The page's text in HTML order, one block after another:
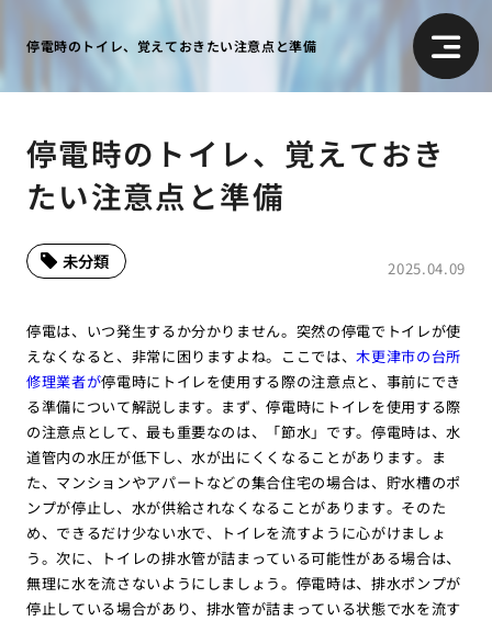
停電時のトイレ、覚えておきたい注意点と準備
停電時のトイレ、覚えておき
たい注意点と準備
2025.04.09
未分類
停電は、いつ発生するか分かりません。突然の停電でトイレが使
えなくなると、非常に困りますよね。ここでは、木更津市の台所
修理業者が停電時にトイレを使用する際の注意点と、事前にでき
る準備について解説します。まず、停電時にトイレを使用する際
の注意点として、最も重要なのは、「節水」です。停電時は、水
道管内の水圧が低下し、水が出にくくなることがあります。ま
た、マンションやアパートなどの集合住宅の場合は、貯水槽のポ
ンプが停止し、水が供給されなくなることがあります。そのた
め、できるだけ少ない水で、トイレを流すように心がけましょ
う。次に、トイレの排水管が詰まっている可能性がある場合は、
無理に水を流さないようにしましょう。停電時は、排水ポンプが
停止している場合があり、排水管が詰まっている状態で水を流す